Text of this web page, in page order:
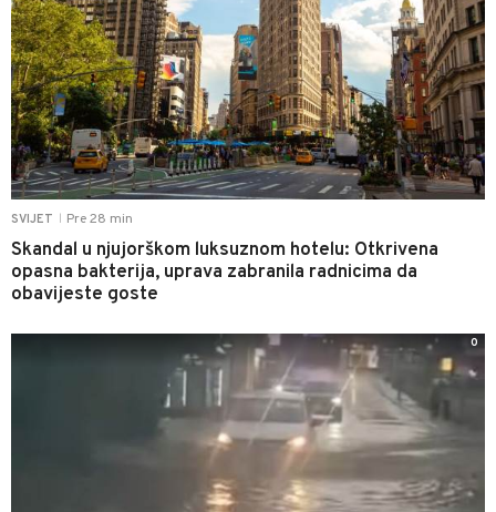
SVIJET Pre 28 min
Skandal u njujorškom luksuznom hotelu: Otkrivena
opasna bakterija, uprava zabranila radnicima da
obavijeste goste
0